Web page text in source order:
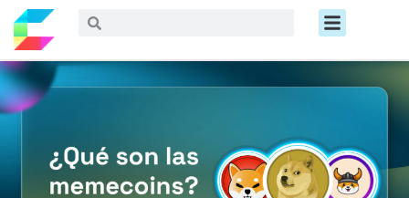
contenido
Buscar Menú